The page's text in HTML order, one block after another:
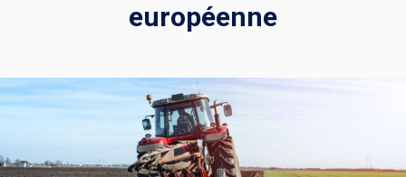
européenne